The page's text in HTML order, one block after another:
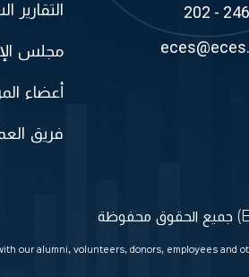
202 -
التقارير
مجلس
أعضاء
فريق
our alumni, volunteers, donors, employees